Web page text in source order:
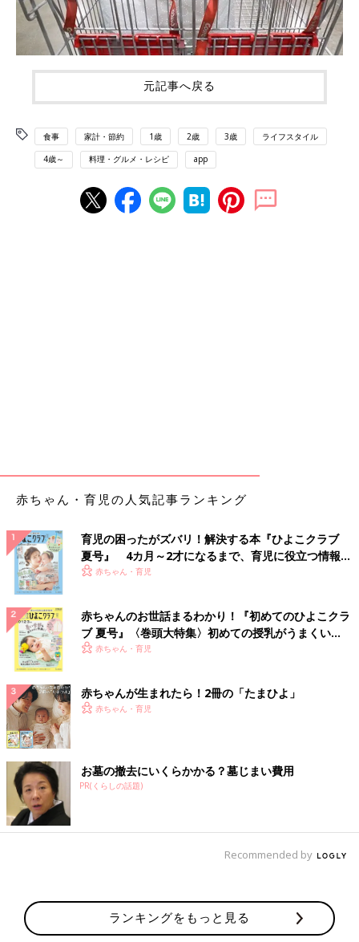
元記事へ戻る
食事 家計・節約 1歳 2歳 3歳 ライフスタイル
4歳～ 料理・グルメ・レシピ app
赤ちゃん・育児の人気記事ランキング
育児の困ったがズバリ！解決する本『ひよこクラブ
夏号』 4カ月～2才になるまで、育児に役立つ情報が
いっぱい！
赤ちゃん・育児
赤ちゃんのお世話まるわかり！『初めてのひよこクラ
ブ 夏号』〈巻頭大特集〉初めての授乳がうまくい
く！ おっぱい・ミルクの基本と夏のトラブル 解決テ
赤ちゃん・育児
赤ちゃんが生まれたら！2冊の「たまひよ」
赤ちゃん・育児
お墓の撤去にいくらかかる？墓じまい費用
PR(くらしの話題)
Recommended by
ランキングをもっと見る